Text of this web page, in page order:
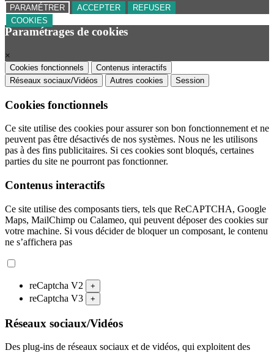
PARAMÉTRER ACCEPTER
REFUSER
COOKIES
Paramétrages de cookies
×
Cookies fonctionnels
Contenus interactifs
Réseaux sociaux/Vidéos
Autres cookies Session
Cookies fonctionnels
Ce site utilise des cookies pour assurer son bon fonctionnement et ne
peuvent pas être désactivés de nos systèmes. Nous ne les utilisons
pas à des fins publicitaires. Si ces cookies sont bloqués, certaines
parties du site ne pourront pas fonctionner.
Contenus interactifs
Ce site utilise des composants tiers, tels que ReCAPTCHA, Google
Maps, MailChimp ou Calameo, qui peuvent déposer des cookies sur
votre machine. Si vous décider de bloquer un composant, le contenu
ne s’affichera pas
reCaptcha V2 +
reCaptcha V3 +
Réseaux sociaux/Vidéos
Des plug-ins de réseaux sociaux et de vidéos, qui exploitent des